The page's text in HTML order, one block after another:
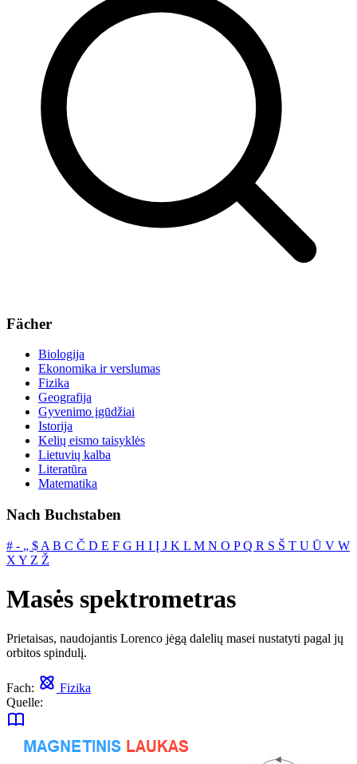
Fächer
Biologija
Ekonomika ir verslumas
Fizika
Geografija
Gyvenimo įgūdžiai
Istorija
Kelių eismo taisyklės
Lietuvių kalba
Literatūra
Matematika
Nach Buchstaben
# ‐ „ $ A B C Č D E F G H I Į J K L M N O PQ R S Š T U Ū V W
X Y Z Ž
Masės spektrometras
Prietaisas, naudojantis Lorenco jėgą dalelių masei nustatyti pagal jų
orbitos spindulį.
Fach:
Fizika
Quelle: